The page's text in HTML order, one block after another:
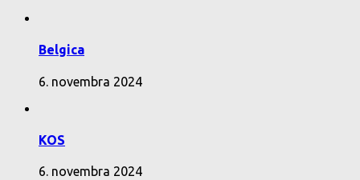
Belgica
6. novembra 2024
KOS
6. novembra 2024